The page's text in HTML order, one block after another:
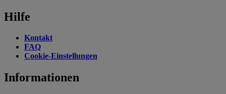
Hilfe
Kontakt
FAQ
Cookie-Einstellungen
Informationen